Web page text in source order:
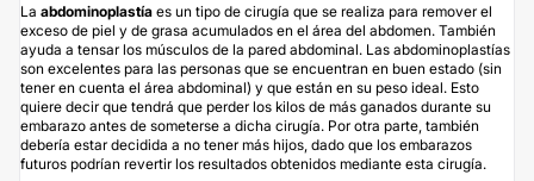
La abdominoplastía es un tipo de cirugía que se realiza para remover el
exceso de piel y de grasa acumulados en el área del abdomen. También
ayuda a tensar los músculos de la pared abdominal. Las abdominoplastías
son excelentes para las personas que se encuentran en buen estado (sin
tener en cuenta el área abdominal) y que están en su peso ideal. Esto
quiere decir que tendrá que perder los kilos de más ganados durante su
embarazo antes de someterse a dicha cirugía. Por otra parte, también
debería estar decidida a no tener más hijos, dado que los embarazos
futuros podrían revertir los resultados obtenidos mediante esta cirugía.